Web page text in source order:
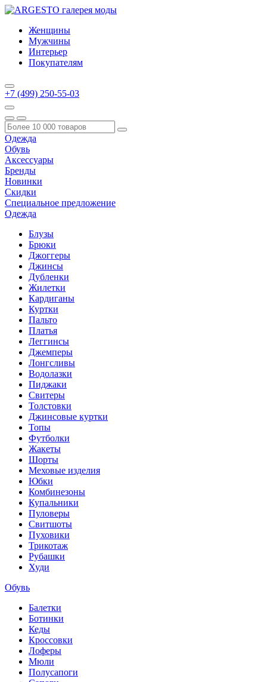
Женщины
Мужчины
Интерьер
Покупателям
+7 (499) 250-55-03
Одежда
Обувь
Аксессуары
Бренды
Новинки
Скидки
Специальное предложение
Одежда
Блузы
Брюки
Джоггеры
Джинсы
Дубленки
Жилетки
Кардиганы
Куртки
Пальто
Платья
Леггинсы
Джемперы
Лонгсливы
Водолазки
Пиджаки
Свитеры
Толстовки
Джинсовые куртки
Топы
Футболки
Жакеты
Шорты
Меховые изделия
Юбки
Комбинезоны
Купальники
Пуловеры
Свитшоты
Пуховики
Трикотаж
Рубашки
Худи
Обувь
Балетки
Ботинки
Кеды
Кроссовки
Лоферы
Мюли
Полусапоги